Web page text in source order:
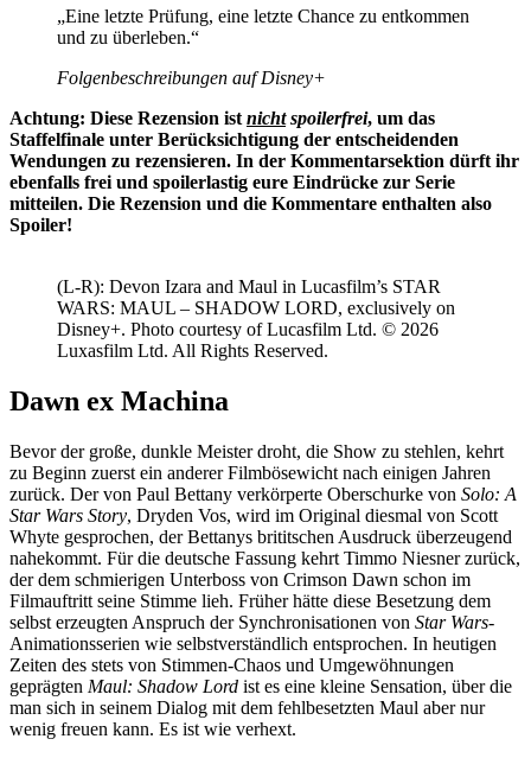
„Eine letzte Prüfung, eine letzte Chance zu entkommen
und zu überleben.“
Folgenbeschreibungen auf Disney+
Achtung: Diese Rezension istnichtspoilerfrei, um das
Staffelfinale unter Berücksichtigung der entscheidenden
Wendungen zu rezensieren. In der Kommentarsektion dürft ihr
ebenfalls frei und spoilerlastig eure Eindrücke zur Serie
mitteilen. Die Rezension und die Kommentare enthalten also
Spoiler!
(L-R): Devon Izara and Maul in Lucasfilm’s STAR
WARS: MAUL – SHADOW LORD, exclusively on
Disney+. Photo courtesy of Lucasfilm Ltd. © 2026
Luxasfilm Ltd. All Rights Reserved.
Dawn ex Machina
Bevor der große, dunkle Meister droht, die Show zu stehlen, kehrt
zu Beginn zuerst ein anderer Filmbösewicht nach einigen Jahren
zurück. Der von Paul Bettany verkörperte Oberschurke von Solo: A
Star Wars Story, Dryden Vos, wird im Original diesmal von Scott
Whyte gesprochen, der Bettanys brititschen Ausdruck überzeugend
nahekommt. Für die deutsche Fassung kehrt Timmo Niesner zurück,
der dem schmierigen Unterboss von Crimson Dawn schon im
Filmauftritt seine Stimme lieh. Früher hätte diese Besetzung dem
selbst erzeugten Anspruch der Synchronisationen von Star Wars-
Animationsserien wie selbstverständlich entsprochen. In heutigen
Zeiten des stets von Stimmen-Chaos und Umgewöhnungen
geprägten Maul: Shadow Lord ist es eine kleine Sensation, über die
man sich in seinem Dialog mit dem fehlbesetzten Maul aber nur
wenig freuen kann. Es ist wie verhext.